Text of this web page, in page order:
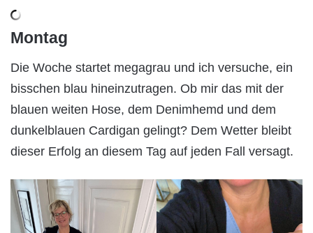
Montag
Die Woche startet megagrau und ich versuche, ein
bisschen blau hineinzutragen. Ob mir das mit der
blauen weiten Hose, dem Denimhemd und dem
dunkelblauen Cardigan gelingt? Dem Wetter bleibt
dieser Erfolg an diesem Tag auf jeden Fall versagt.